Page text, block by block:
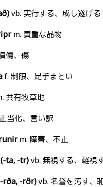
vb. 実行する、成し遂げる
m. 貴重な品物
傷、傷
f. 制限、足手まとい
共有牧草地
当化、言い訳
m. 障害、不正
ta, -tr)vb. 無視する、軽視
rða, -rðr)vb. 名誉を汚す、